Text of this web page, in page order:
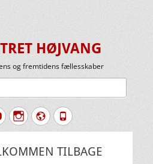
HØJVANG
og fremtidens fællesskaber
YouTubeInstagram
Website
Tlf.
TILBAGE